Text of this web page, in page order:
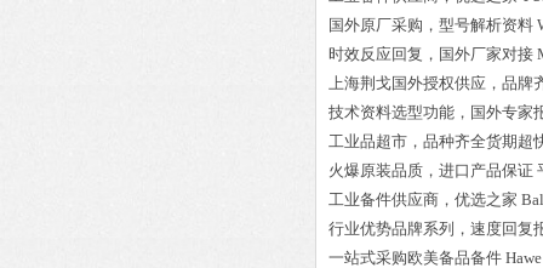
国外原厂采购，型号解析资料
时效反应回复，国外厂家对接
上海荆戈国外授权供应，品牌
技术资料选型功能，国外专家
工业品超市，品种齐全货期超
火爆原装品质，进口产品保证
工业备件供应商，优选之家
行业优势品牌系列，速度回复
一站式采购欧美备品备件